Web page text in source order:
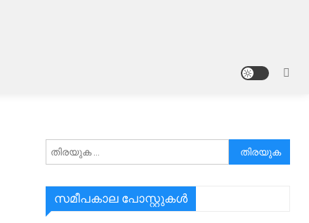
അനേഷിക്കുക
സമീപകാല പോസ്റ്റുകൾ